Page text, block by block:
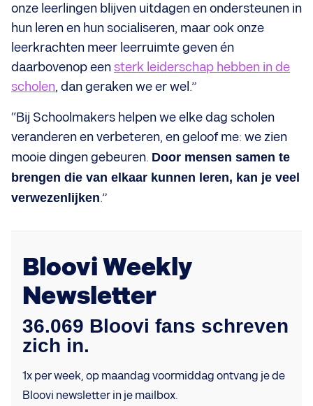
onze leerlingen blijven uitdagen en ondersteunen in
hun leren en hun socialiseren, maar ook onze
leerkrachten meer leerruimte geven én
daarbovenop een sterk leiderschap hebben in de
scholen, dan geraken we er wel.”
“Bij Schoolmakers helpen we elke dag scholen
veranderen en verbeteren, en geloof me: we zien
mooie dingen gebeuren. Door mensen samen te
brengen die van elkaar kunnen leren, kan je veel
verwezenlijken.”
Bloovi Weekly
Newsletter
36.069 Bloovi fans schreven
zich in.
1x per week, op maandag voormiddag ontvang je de
Bloovi newsletter in je mailbox.